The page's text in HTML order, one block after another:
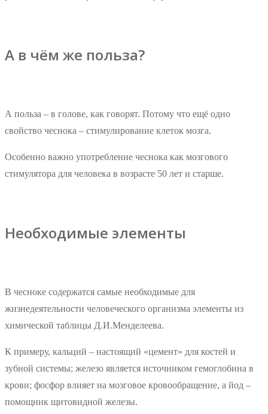
А в чём же польза?
А польза – в голове, как говорят. Потому что ещё одно
свойство чеснока – стимулирование клеток мозга.
Особенно важно употребление чеснока как мозгового
стимулятора для человека в возрасте 50 лет и старше.
Необходимые элементы
В чесноке содержатся самые необходимые для
жизнедеятельности человеческого организма элементы из
химической таблицы Д.И.Менделеева.
К примеру, кальций – настоящий «цемент» для костей и
зубной системы; железо является источником гемоглобина в
крови; фосфор влияет на мозговое кровообращение, а йод –
помощник щитовидной железы.